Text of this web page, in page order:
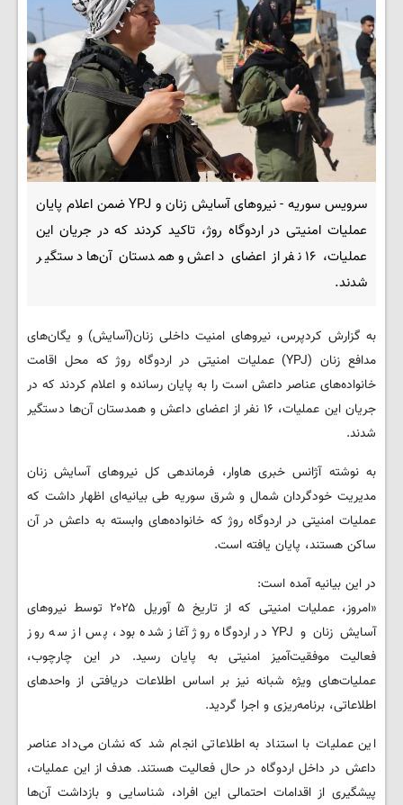
سرویس سوریه - نیروهای آسایش زنان و YPJ ضمن اعلام پایان
عملیات امنیتی در اردوگاه روژ، تاکید کردند که در جریان این
عملیات، ۱۶ نفر از اعضای داعش و همدستان آن‌ها دستگیر
شدند.
به گزارش کردپرس، نیروهای امنیت داخلی زنان(آسایش) و یگان‌های
مدافع زنان (YPJ) عملیات امنیتی در اردوگاه روژ که محل اقامت
خانواده‌های عناصر داعش است را به پایان رسانده و اعلام کردند که در
جریان این عملیات، ۱۶ نفر از اعضای داعش و همدستان آن‌ها دستگیر
شدند.
به نوشته آژانس خبری هاوار، فرماندهی کل نیروهای آسایش زنان
مدیریت خودگردان شمال و شرق سوریه طی بیانیه‌ای اظهار داشت که
عملیات امنیتی در اردوگاه روژ که خانواده‌های وابسته به داعش در آن
ساکن هستند، پایان یافته است.
در این بیانیه آمده است:
«امروز، عملیات امنیتی که از تاریخ ۵ آوریل ۲۰۲۵ توسط نیروهای
آسایش زنان و YPJ در اردوگاه روژ آغاز شده بود، پس از سه روز
فعالیت موفقیت‌آمیز امنیتی به پایان رسید. در این چارچوب،
عملیات‌های ویژه شبانه نیز بر اساس اطلاعات دریافتی از واحدهای
اطلاعاتی، برنامه‌ریزی و اجرا گردید.
این عملیات با استناد به اطلاعاتی انجام شد که نشان می‌داد عناصر
داعش در داخل اردوگاه در حال فعالیت هستند. هدف از این عملیات،
پیشگیری از اقدامات احتمالی این افراد، شناسایی و بازداشت آن‌ها